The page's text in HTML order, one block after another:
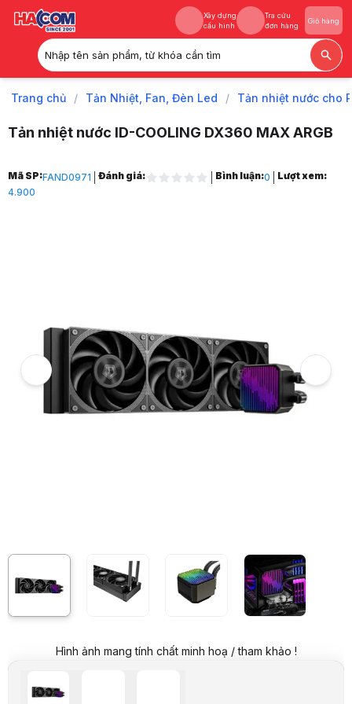
Xây dựng
cấu hình
Tra cứu
đơn hàng
Giỏ hàng
Nhập tên sản phẩm, từ khóa cần tìm
Xây dựng
Tra cứu
Trang chủ / Tản Nhiệt, Fan, Đèn Led / Tản nhiệt nước cho
Tản nhiệt nước ID-COOLING DX360 MAX ARGB
Trang chủ
1
Hình ảnh và video sản phẩm
Tản nhiệt nước ID-COOLING DX360 MAX ARGB
Giá niêm yết:2.299.000 VND
Giá khuyến mại:1.449.000 VND Tiết kiệm 850.000 VND (-37%)
Giá mua online:
1.699.000 VND Tiết kiệm 600.000 VND (-26%)
Giá mua trả góp (6 tháng):283.167 VND / tháng
Trả góp qua thẻ VISA (12 tháng):
141.584 VND / tháng
Kích thước : 400x120x38mm
Tốc độ bơm: 2900±10%RPM
Độ ồn bơm: 25dB
Thông số kỹ thuật
Socket
Intel: LGA1851/1700/1200/115X ; AMD: AM5/AM4
0～2150±10%RPM
Fan
120×120×25mm
Độ ồn
Mã SP:FAND0971 Đánh giá: Bình luận:0
Lượt xem:
4.900
Hình ảnh mang tính chất minh hoạ / tham khảo !